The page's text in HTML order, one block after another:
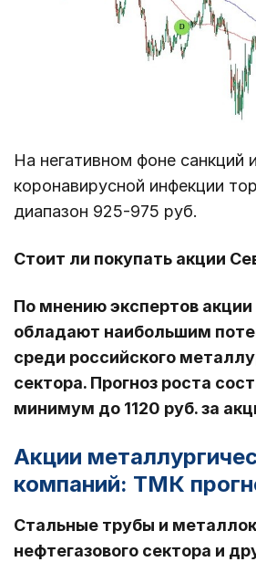
На негативном фоне санкций
коронавирусной инфекции
диапазон 925-975 руб.
Стоит ли покупать акции
По мнению экспертов
обладают наибольшим
среди российского
сектора. Прогноз роста
минимум до 1120 руб. за
Акции
компаний: ТМК
Стальные трубы и
нефтегазового сектора и